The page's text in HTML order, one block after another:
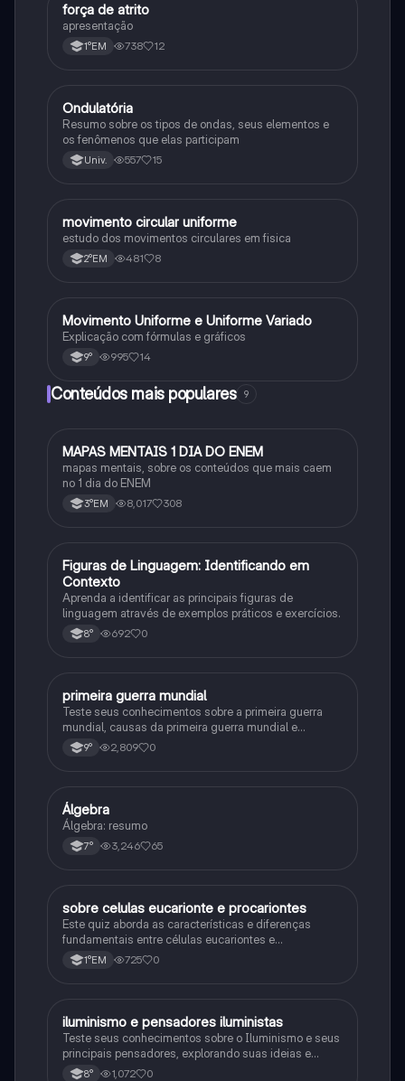
Física
força de atrito
apresentação
1°EM 738 12
Física
Ondulatória
Resumo sobre os tipos de ondas, seus elementos e
os fenômenos que elas participam
Univ. 557 15
Física
movimento circular uniforme
estudo dos movimentos circulares em fisica
2°EM 481 8
Física
Movimento Uniforme e Uniforme Variado
Explicação com fórmulas e gráficos
9° 995 14
Conteúdos mais populares 9
Português
MAPAS MENTAIS 1 DIA DO ENEM
mapas mentais, sobre os conteúdos que mais caem
no 1 dia do ENEM
3°EM 8,017 308
FPortuguês
Figuras de Linguagem: Identificando em
Contexto
Aprenda a identificar as principais figuras de
linguagem através de exemplos práticos e exercícios.
8° 692 0
História
primeira guerra mundial
Teste seus conhecimentos sobre a primeira guerra
mundial, causas da primeira guerra mundial e
consequências da Primeira Guerra Mundial, fases da
primeira guerra mundial
9° 2,809 0
Matematica
Álgebra
Álgebra: resumo
7° 3,246 65
Biologia
sobre celulas eucarionte e procariontes
Este quiz aborda as características e diferenças
fundamentais entre células eucariontes e
procariontes.
1°EM 725 0
História
iluminismo e pensadores iluministas
Teste seus conhecimentos sobre o Iluminismo e seus
principais pensadores, explorando suas ideias e
impacto histórico.
8° 1,072 0